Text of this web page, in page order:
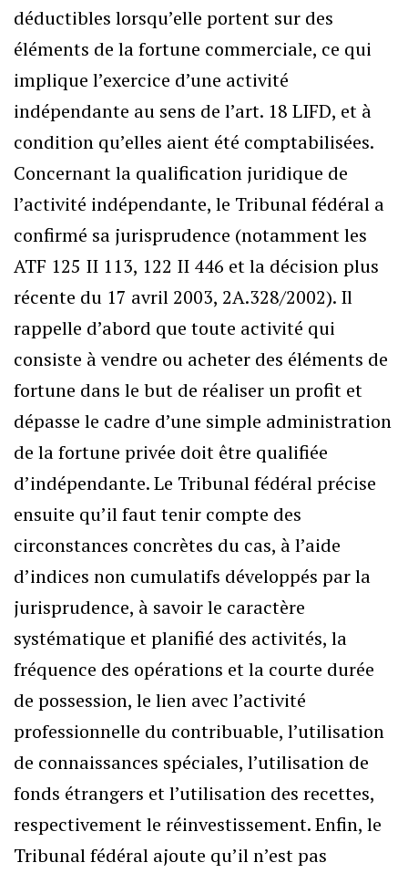
déductibles lorsqu’elle portent sur des
éléments de la fortune commerciale, ce qui
implique l’exercice d’une activité
indépendante au sens de l’art. 18 LIFD, et à
condition qu’elles aient été comptabilisées.
Concernant la qualification juridique de
l’activité indépendante, le Tribunal fédéral a
confirmé sa jurisprudence (notamment les
ATF 125 II 113, 122 II 446 et la décision plus
récente du 17 avril 2003, 2A.328/2002). Il
rappelle d’abord que toute activité qui
consiste à vendre ou acheter des éléments de
fortune dans le but de réaliser un profit et
dépasse le cadre d’une simple administration
de la fortune privée doit être qualifiée
d’indépendante. Le Tribunal fédéral précise
ensuite qu’il faut tenir compte des
circonstances concrètes du cas, à l’aide
d’indices non cumulatifs développés par la
jurisprudence, à savoir le caractère
systématique et planifié des activités, la
fréquence des opérations et la courte durée
de possession, le lien avec l’activité
professionnelle du contribuable, l’utilisation
de connaissances spéciales, l’utilisation de
fonds étrangers et l’utilisation des recettes,
respectivement le réinvestissement. Enfin, le
Tribunal fédéral ajoute qu’il n’est pas